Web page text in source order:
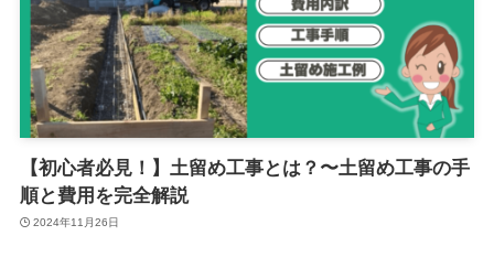
【初心者必見！】土留め工事とは？〜土留め工事の手
順と費用を完全解説
2024年11月26日